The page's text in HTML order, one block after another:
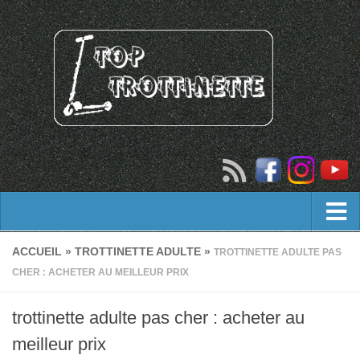
Trottinette adulte
trottinette tout terrain adulte
ACCUEIL » TROTTINETTE ADULTE » TROTTINETTE ADULTE PAS
CHER : ACHETER AU MEILLEUR PRIX
trottinette adulte pas cher : acheter au
meilleur prix